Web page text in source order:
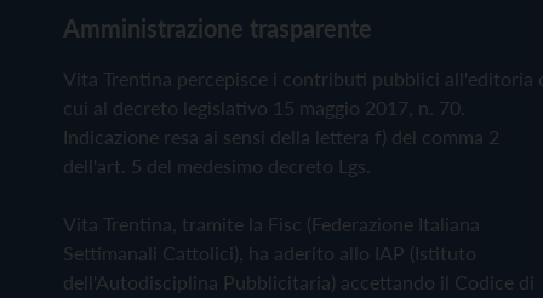
Amministrazione trasparente
Vita Trentina percepisce i contributi pubblici all'editoria
cui al decreto legislativo 15 maggio 2017, n. 70.
Indicazione resa ai sensi della lettera f) del comma 2
dell'art. 5 del medesimo decreto Lgs.
Vita Trentina, tramite la Fisc (Federazione Italiana
Settimanali Cattolici), ha aderito allo IAP (Istituto
dell'Autodisciplina Pubblicitaria) accettando il Codice di